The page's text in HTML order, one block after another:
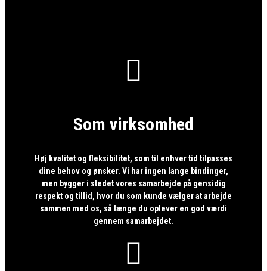

Som virksomhed
Høj kvalitet og fleksibilitet, som til enhver tid tilpasses
dine behov og ønsker. Vi har ingen lange bindinger,
men bygger i stedet vores samarbejde på gensidig
respekt og tillid, hvor du som kunde vælger at arbejde
sammen med os, så længe du oplever en god værdi
gennem samarbejdet.
